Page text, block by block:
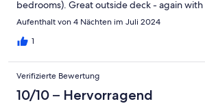
bedrooms). Great outside deck - again
different generations can have their own
part of the lake. Dock has been improved
Aufenthalt von 4 Nächten im Juli 2024
1
Verifizierte Bewertung
10/10 – Hervorragend